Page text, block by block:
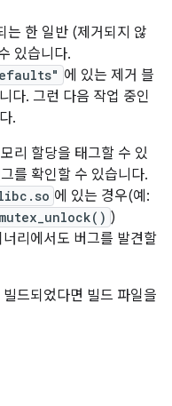
는 한 일반 (제거되지 않
있습니다.
에 있는 제거 블
다. 그런 다음 작업 중인
.
리 할당을 태그할 수 있
를 확인할 수 있습니다.
에 있는 경우(예:
)
리에서도 버그를 발견할
드되었다면 빌드 파일을